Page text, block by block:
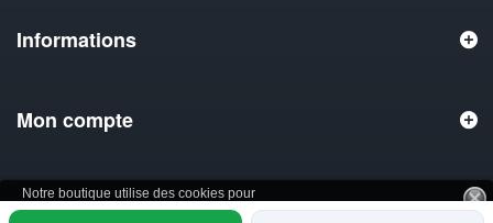
Notre boutique utilise des cookies pour
améliorer l'expérience utilisateur et nous
Informations
Mon compte